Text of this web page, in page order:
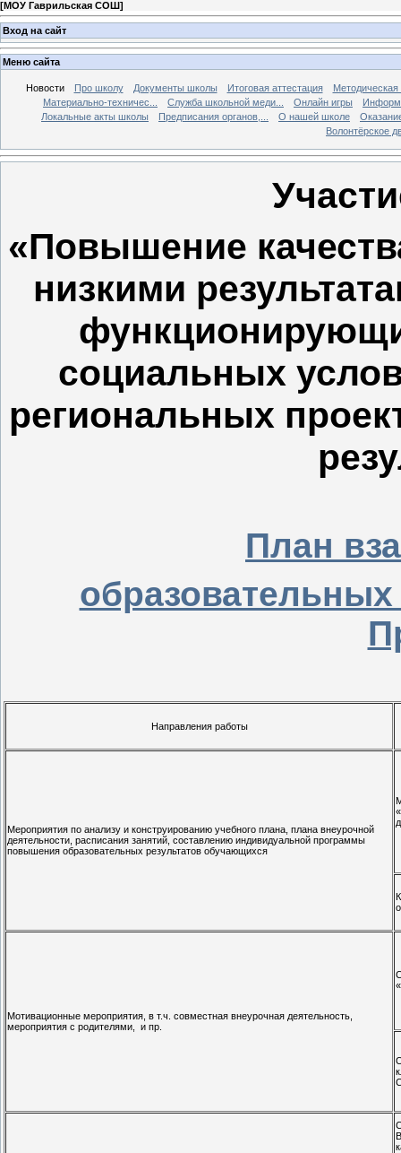
[МОУ Гаврильская СОШ]
Вход на сайт
Меню сайта
Новости Про школу Документы школы Итоговая аттестация
Методическая
Материально-техничес...
Служба школьной меди... Онлайн игры
Локальные акты школы
Предписания органов,... О нашей школе
Волонтёрское
«Повышение
низкими
социальных
региональных
План
Направления работы
Мероприятия по анализу и конструированию учебного плана, плана внеурочной
деятельности, расписания занятий, составлению индивидуальной программы
повышения образовательных результатов обучающихся
Мотивационные мероприятия, в т.ч. совместная внеурочная деятельность,
мероприятия с родителями, и пр.